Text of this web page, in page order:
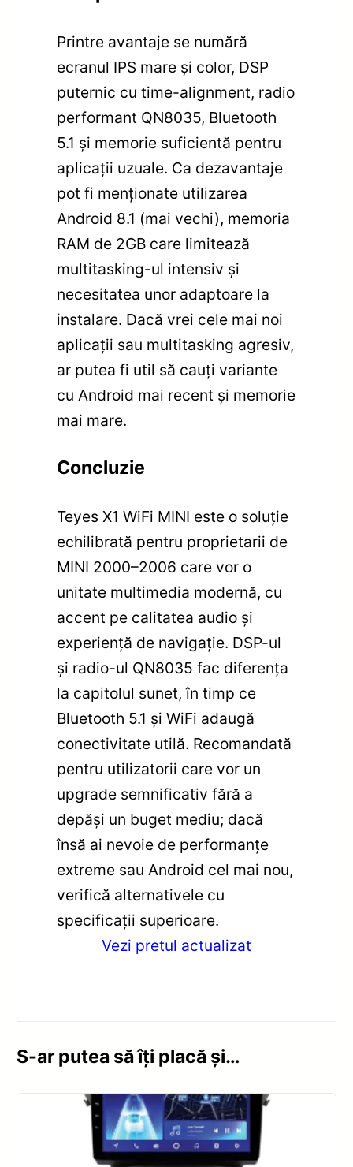
Printre avantaje se numără
ecranul IPS mare și color, DSP
puternic cu time-alignment, radio
performant QN8035, Bluetooth
5.1 și memorie suficientă pentru
aplicații uzuale. Ca dezavantaje
pot fi menționate utilizarea
Android 8.1 (mai vechi), memoria
RAM de 2GB care limitează
multitasking-ul intensiv și
necesitatea unor adaptoare la
instalare. Dacă vrei cele mai noi
aplicații sau multitasking agresiv,
ar putea fi util să cauți variante
cu Android mai recent și memorie
mai mare.
Concluzie
Teyes X1 WiFi MINI este o soluție
echilibrată pentru proprietarii de
MINI 2000–2006 care vor o
unitate multimedia modernă, cu
accent pe calitatea audio și
experiență de navigație. DSP-ul
și radio-ul QN8035 fac diferența
la capitolul sunet, în timp ce
Bluetooth 5.1 și WiFi adaugă
conectivitate utilă. Recomandată
pentru utilizatorii care vor un
upgrade semnificativ fără a
depăși un buget mediu; dacă
însă ai nevoie de performanțe
extreme sau Android cel mai nou,
verifică alternativele cu
specificații superioare.
Vezi pretul actualizat
S-ar putea să îți placă și…